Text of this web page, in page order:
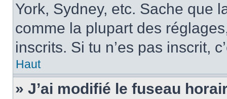
York, Sydney, etc. Sache que
comme la plupart des
inscrits. Si tu n’es pas inscrit,
Haut
» J’ai modifié le fuseau